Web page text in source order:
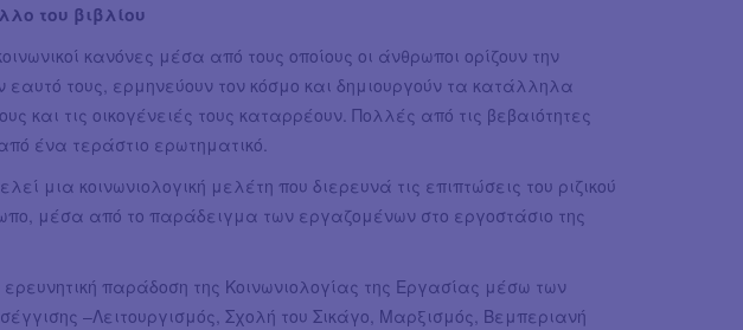
του βιβλίου
κανόνες μέσα από τους οποίους οι άνθρωποι ορίζουν την
εαυτό τους, ερμηνεύουν τον κόσμο και δημιουργούν τα κατάλληλα
και τις οικογένειές τους καταρρέουν. Πολλές από τις βεβαιότητες
ένα τεράστιο ερωτηματικό.
μια κοινωνιολογική μελέτη που διερευνά τις επιπτώσεις του ριζικού
μέσα από το παράδειγμα των εργαζομένων στο εργοστάσιο της
παράδοση της Κοινωνιολογίας της Εργασίας μέσω των
–Λειτουργισμός, Σχολή του Σικάγο, Μαρξισμός, Βεμπεριανή